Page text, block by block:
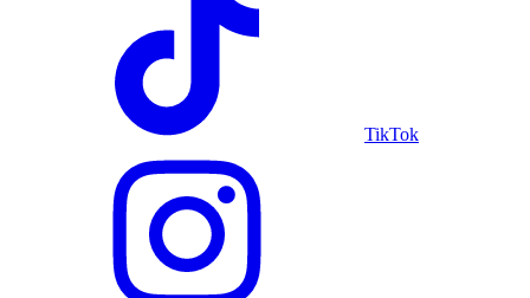
TikTok